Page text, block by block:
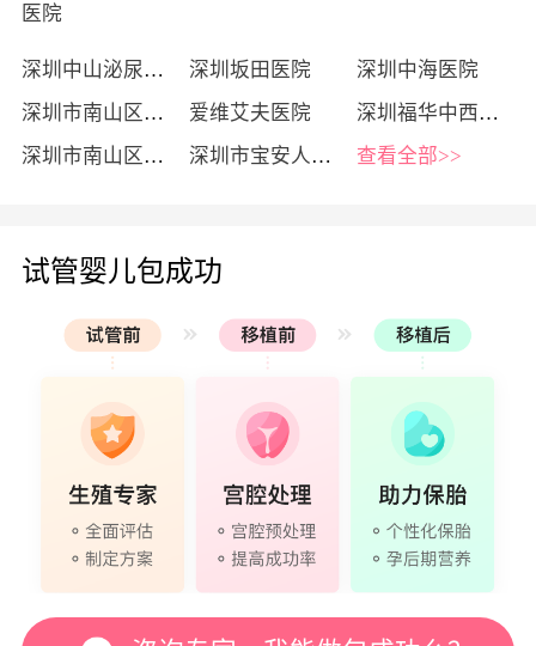
医院
深圳中山泌尿外科医院 深圳坂田医院
深圳中海医院
深圳市南山区妇幼保健院
爱维艾夫医院
深圳福华中西医结合医院
深圳市南山区人民医院
深圳市宝安人民医院 查看全部>>
试管婴儿包成功